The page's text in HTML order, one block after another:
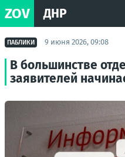
ZOV ДНР
ПАБЛИКИ 9 июня 2026, 09:08
В большинстве
заявителей